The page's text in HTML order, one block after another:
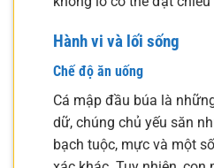
Hành vi và lối sống
Chế độ ăn uống
Cá mập đầu búa là
dữ, chúng chủ yếu săn
bạch tuộc, mực và một